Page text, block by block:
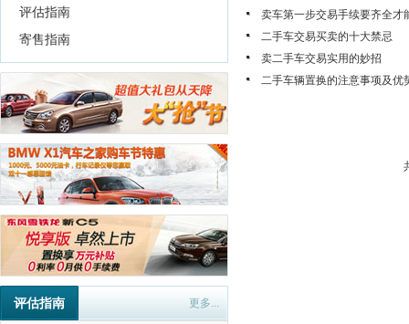
评估指南
寄售指南
评估指南 更多...
卖车第一步交易手续要齐全才
二手车交易买卖的十大禁忌
卖二手车交易实用的妙招
二手车辆置换的注意事项及优